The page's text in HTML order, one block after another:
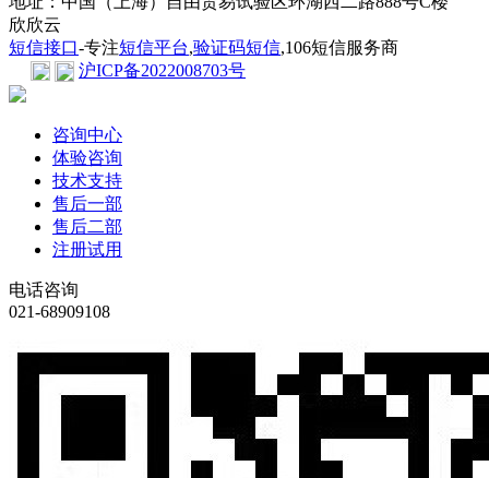
欣欣云
短信接口-专注短信平台,验证码短信,106短信服务商
沪ICP备2022008703号
咨询中心
体验咨询
技术支持
售后一部
售后二部
注册试用
电话咨询
021-68909108